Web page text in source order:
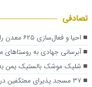
تصادفی
احیا و فعال‌سازی ۶۲۵ معدن راکد و غیرفعال
آبرسانی جهادی به روستاهای
شلیک موشک بالستیک یمن
۳۷ مسجد پذیرای معتکفین در زابل